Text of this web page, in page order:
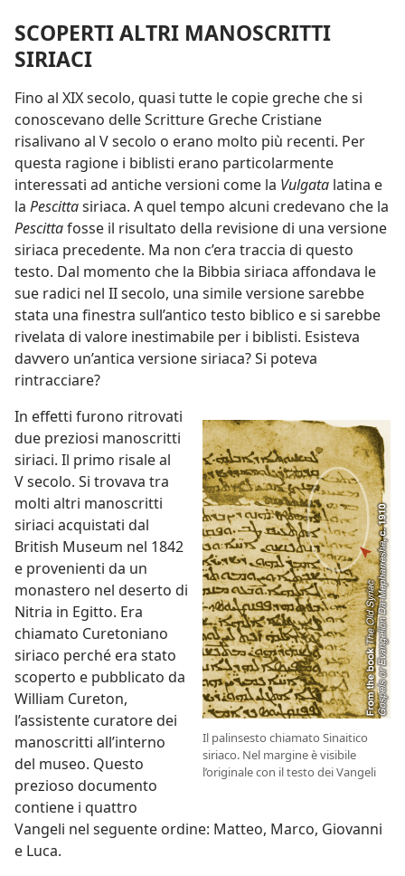
SCOPERTI ALTRI MANOSCRITTI
SIRIACI
Fino al XIX secolo, quasi tutte le copie greche che si
conoscevano delle Scritture Greche Cristiane
risalivano al V secolo o erano molto più recenti. Per
questa ragione i biblisti erano particolarmente
interessati ad antiche versioni come la Vulgata latina e
la Pescittasiriaca. A quel tempo alcuni credevano che la
Pescittafosse il risultato della revisione di una versione
siriaca precedente. Ma non c’era traccia di questo
testo. Dal momento che la Bibbia siriaca affondava le
sue radici nel II secolo, una simile versione sarebbe
stata una finestra sull’antico testo biblico e si sarebbe
rivelata di valore inestimabile per i biblisti. Esisteva
davvero un’antica versione siriaca? Si poteva
rintracciare?
Il palinsesto chiamato Sinaitico
siriaco. Nel margine è visibile
l’originale con il testo dei Vangeli
In effetti furono ritrovati
due preziosi manoscritti
siriaci. Il primo risale al
V secolo. Si trovava tra
molti altri manoscritti
siriaci acquistati dal
British Museum nel 1842
e provenienti da un
monastero nel deserto di
Nitria in Egitto. Era
chiamato Curetoniano
siriaco perché era stato
scoperto e pubblicato da
William Cureton,
l’assistente curatore dei
manoscritti all’interno
del museo. Questo
prezioso documento
contiene i quattro
Vangeli nel seguente ordine: Matteo, Marco, Giovanni
e Luca.